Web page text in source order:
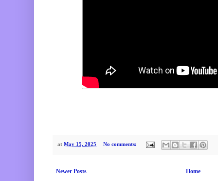
at May 15, 2025 No comments:
Newer Posts Home